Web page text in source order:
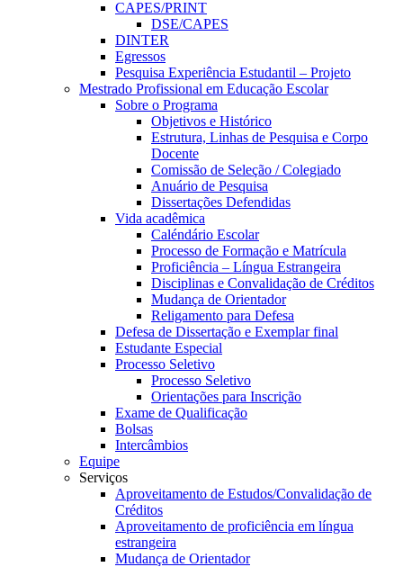
CAPES/PRINT
DSE/CAPES
DINTER
Egressos
Pesquisa Experiência Estudantil – Projeto
Mestrado Profissional em Educação Escolar
Sobre o Programa
Objetivos e Histórico
Estrutura, Linhas de Pesquisa e Corpo
Docente
Comissão de Seleção / Colegiado
Anuário de Pesquisa
Dissertações Defendidas
Vida acadêmica
Caléndário Escolar
Processo de Formação e Matrícula
Proficiência – Língua Estrangeira
Disciplinas e Convalidação de Créditos
Mudança de Orientador
Religamento para Defesa
Defesa de Dissertação e Exemplar final
Estudante Especial
Processo Seletivo
Processo Seletivo
Orientações para Inscrição
Exame de Qualificação
Bolsas
Intercâmbios
Equipe
Serviços
Aproveitamento de Estudos/Convalidação de
Créditos
Aproveitamento de proficiência em língua
estrangeira
Mudança de Orientador